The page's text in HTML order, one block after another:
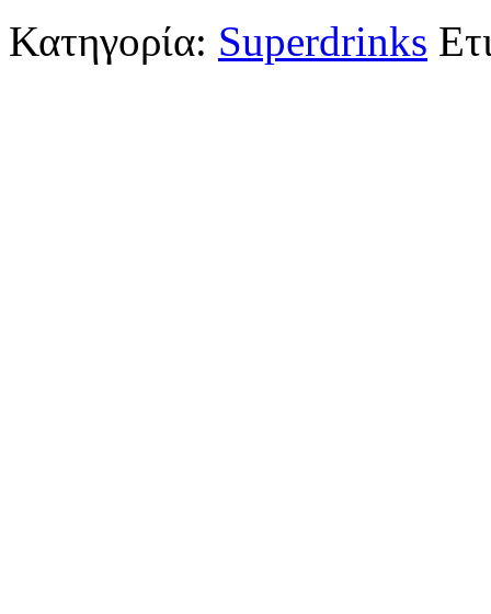
Κατηγορία: Superdrinks